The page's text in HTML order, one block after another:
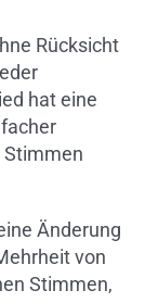
Rücksicht
hat eine
Stimmen
Änderung
von
Stimmen,